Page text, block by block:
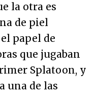
la otra es
de piel
papel de
que jugaban
Splatoon, y
una de las